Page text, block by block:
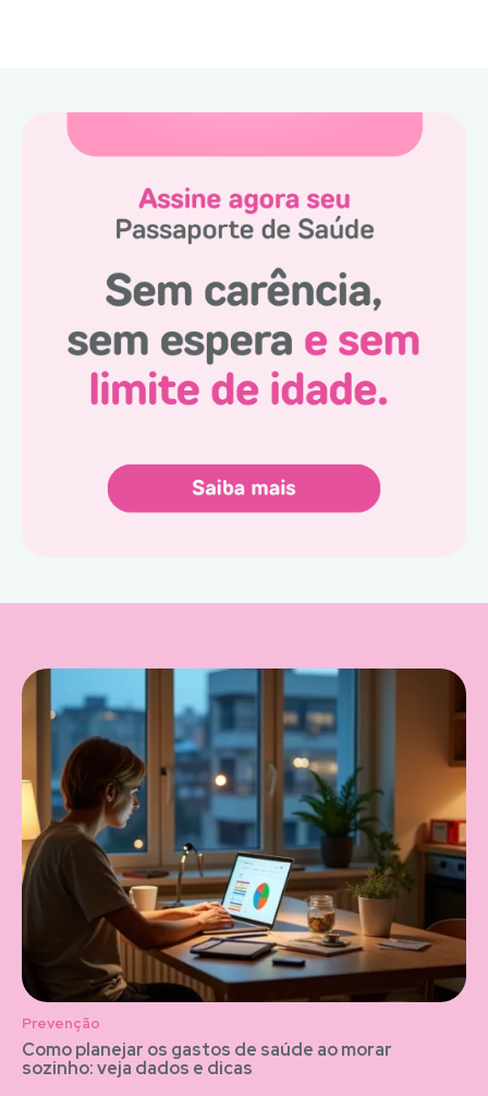
Prevenção
Como planejar os gastos de saúde ao morar
sozinho: veja dados e dicas